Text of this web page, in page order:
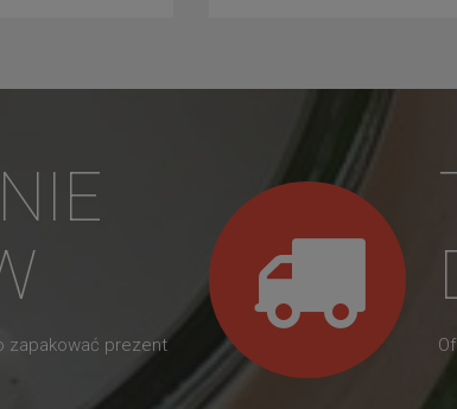
zapakować prezent